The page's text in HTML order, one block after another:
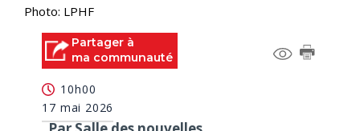
Photo: LPHF
Partager à
ma communauté
10h00
17 mai 2026